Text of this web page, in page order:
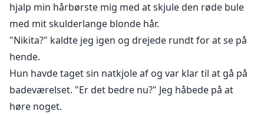
hjalp min hårbørste mig med at skjule den røde bule
med mit skulderlange blonde hår.
"Nikita?" kaldte jeg igen og drejede rundt for at se på
hende.
Hun havde taget sin natkjole af og var klar til at gå på
badeværelset. "Er det bedre nu?" Jeg håbede på at
høre noget.